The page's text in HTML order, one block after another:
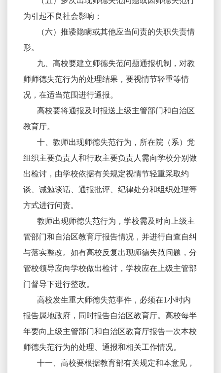
为引起不良社会影响；
（六）推诿隐瞒或其他应当问责的失职失责情
形。
九、高校要建立师德失范问题通报机制，对教
师师德失范行为的处理结果，要视情节轻重等情
况，在适当范围进行通报。
高校要将通报及时报送上级主管部门和自治区
教育厅。
十、教师出现师德失范行为，所在院（系）党
组织主要负责人和行政主要负责人需向学校分别做
出检讨，由学校依据有关规定视情节轻重采取约
谈、诫勉谈话、通报批评、纪律处分和组织处理等
方式进行问责。
教师出现师德失范行为，学校需及时向上级主
管部门和自治区教育厅报告情况，并进行自查自纠
与落实整改。如有高校反复出现师德失范问题，分
管校领导应向学校做出检讨，学校应在上级主管部
门督导下进行整改。
高校发生重大师德失范事件，必须在1小时内
报告属地政府，同时报告自治区教育厅。高校每半
年要向上级主管部门和自治区教育厅报告一次本校
师德失范行为的处理、通报和相关工作情况。
十一、高校要根据教育部有关规定和本意见，